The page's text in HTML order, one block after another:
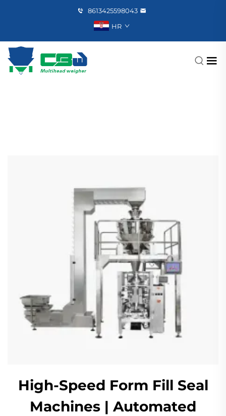
8613425598043
HR
High-Speed Form Fill Seal
Machines | Automated